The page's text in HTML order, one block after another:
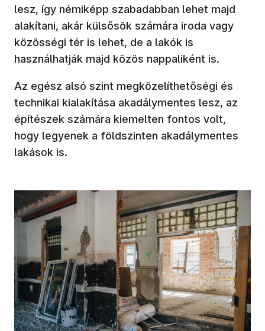
lesz, így némiképp szabadabban lehet majd
alakítani, akár külsősök számára iroda vagy
közösségi tér is lehet, de a lakók is
használhatják majd közös nappaliként is.
Az egész alsó szint megközelíthetőségi és
technikai kialakítása akadálymentes lesz, az
építészek számára kiemelten fontos volt,
hogy legyenek a földszinten akadálymentes
lakások is.